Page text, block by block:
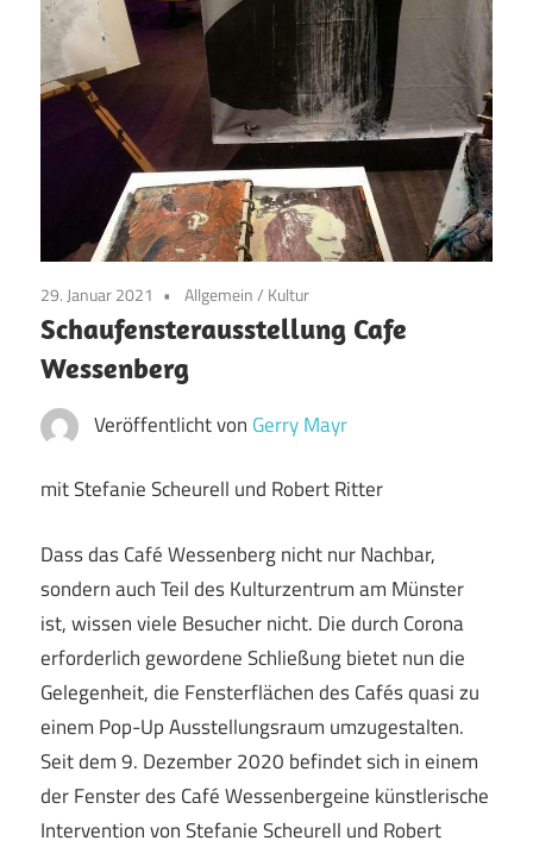
29. Januar 2021 Allgemein/ Kultur
Schaufensterausstellung Cafe
Wessenberg
Veröffentlicht von Gerry Mayr
mit Stefanie Scheurell und Robert Ritter
Dass das Café Wessenberg nicht nur Nachbar,
sondern auch Teil des Kulturzentrum am Münster
ist, wissen viele Besucher nicht. Die durch Corona
erforderlich gewordene Schließung bietet nun die
Gelegenheit, die Fensterflächen des Cafés quasi zu
einem Pop-Up Ausstellungsraum umzugestalten.
Seit dem 9. Dezember 2020 befindet sich in einem
der Fenster des Café Wessenbergeine künstlerische
Intervention von Stefanie Scheurell und Robert